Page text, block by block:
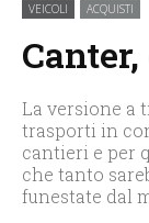
VEICOLI ACQUISTI
La versione a
trasporti in
cantieri e per
che tanto
funestate dal